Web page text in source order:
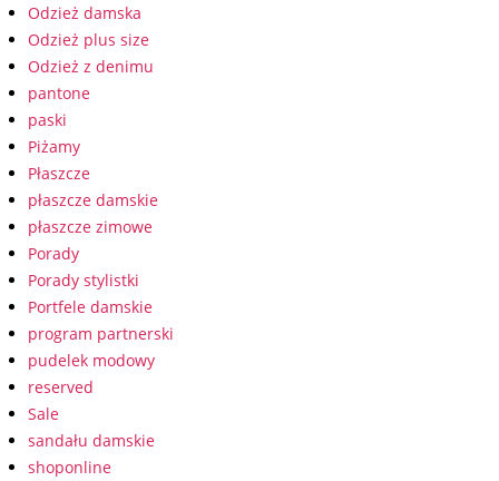
Odzież damska
Odzież plus size
Odzież z denimu
pantone
paski
Piżamy
Płaszcze
płaszcze damskie
płaszcze zimowe
Porady
Porady stylistki
Portfele damskie
program partnerski
pudelek modowy
reserved
Sale
sandału damskie
shoponline